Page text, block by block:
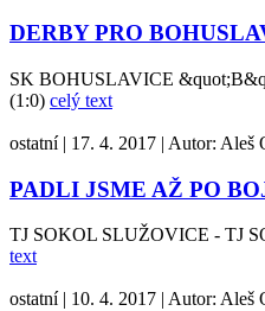
DERBY PRO
SK BOHUSLAVICE
(1:0) celý text
ostatní | 17. 4. 2017 | Autor: Aleš
PADLI JSME AŽ PO
TJ SOKOL SLUŽOVICE - TJ
text
ostatní | 10. 4. 2017 | Autor: Aleš